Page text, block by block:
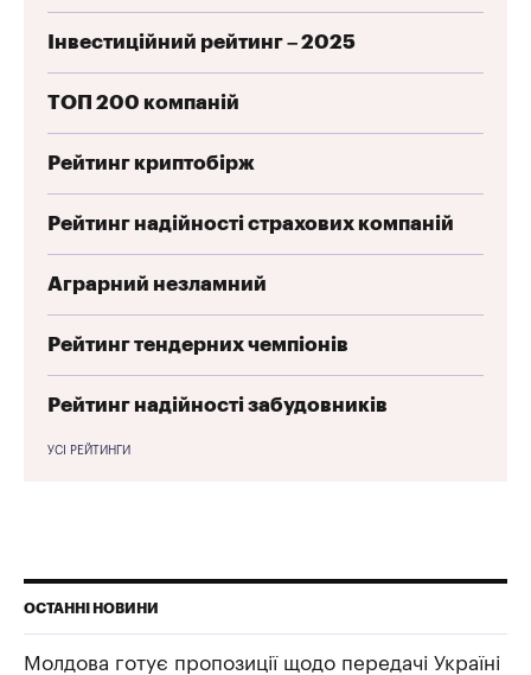
Інвестиційний рейтинг – 2025
ТОП 200 компаній
Рейтинг криптобірж
Рейтинг надійності страхових компаній
Аграрний незламний
Рейтинг тендерних чемпіонів
Рейтинг надійності забудовників
УСІ РЕЙТИНГИ
ОСТАННІ НОВИНИ
Молдова готує пропозиції щодо передачі Україні